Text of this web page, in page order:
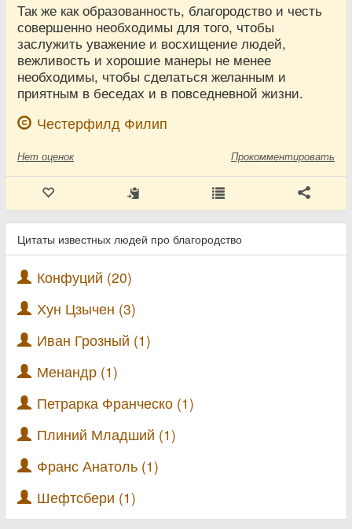
Так же как образованность, благородство и честь
совершенно необходимы для того, чтобы
заслужить уважение и восхищение людей,
вежливость и хорошие манеры не менее
необходимы, чтобы сделаться желанным и
приятным в беседах и в повседневной жизни.
Честерфилд Филип
Нет оценок Прокомментировать
Цитаты известных людей про благородство
Конфуций (20)
Хун Цзычен (3)
Иван Грозный (1)
Менандр (1)
Петрарка Франческо (1)
Плиний Младший (1)
Франс Анатоль (1)
Шефтсбери (1)